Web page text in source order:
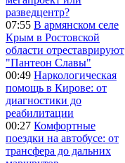
разведцентр?
07:55 В армянском селе
Крым в Ростовской
области отреставрируют
"Пантеон Славы"
00:49 Наркологическая
помощь в Кирове: от
диагностики до
реабилитации
00:27 Комфортные
поездки на автобусе: от
трансфера до дальних